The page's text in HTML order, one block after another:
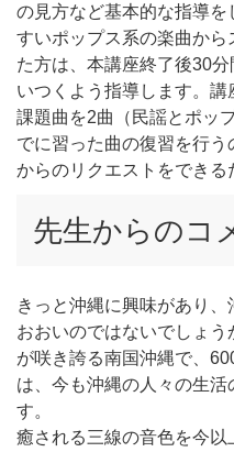
の見方など基本的な指導
すいポップス系の楽曲か
た方は、本講座終了後30
いつくよう指導します。講
課題曲を2曲（民謡とポッ
でに習った曲の復習を行
からのリクエストをできる
先生からのコ
きっと沖縄に興味があり
おおいのではないでしょ
が咲き誇る南国沖縄で、
は、今も沖縄の人々の生
す
癒される三線の音色を今